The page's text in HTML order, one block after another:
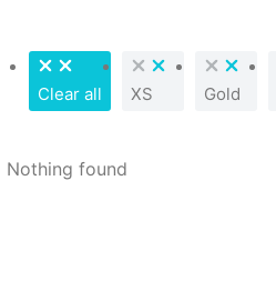
Clear all XS Gold
Nothing found